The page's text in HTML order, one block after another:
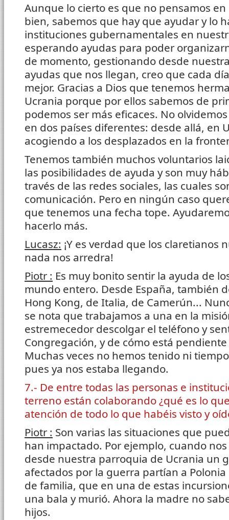
Aunque lo cierto es que no pensamos
bien, sabemos que hay que ayudar y lo
instituciones gubernamentales en
esperando ayudas para poder
de momento, gestionando desde
ayudas que nos llegan, creo que cada
mejor. Gracias a Dios que tenemos
Ucrania porque por ellos sabemos de
podemos ser más eficaces. No
en dos países diferentes: desde allá, en
acogiendo a los desplazados en la
Tenemos también muchos voluntarios
las posibilidades de ayuda y son muy
través de las redes sociales, las cuales
comunicación. Pero en ningún caso
que tenemos una fecha tope.
hacerlo más.
Lucasz: ¡Y es verdad que los claretianos
nada nos arredra!
Piotr : Es muy bonito sentir la ayuda de
mundo entero. Desde España, también
Hong Kong, de Italia, de Camerún...
se nota que trabajamos a una en la
estremecedor descolgar el teléfono y
Congregación, y de cómo está
Muchas veces no hemos tenido ni
pues ya nos estaba llegando.
7.- De entre todas las personas e
terreno están colaborando ¿qué es lo
atención de todo lo que habéis visto y
Piotr : Son varias las situaciones que
han impactado. Por ejemplo, cuando
desde nuestra parroquia de Ucrania un
afectados por la guerra partían a
de familia, que en una de estas
una bala y murió. Ahora la madre no
hijos.